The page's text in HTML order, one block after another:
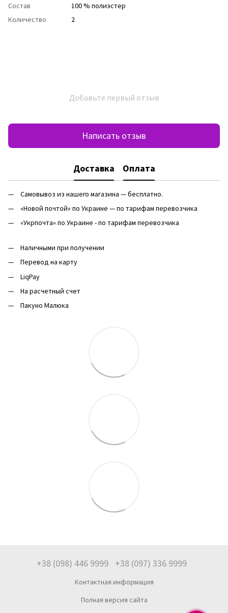
Состав
100 % полиэстер
Количество
2
Добавьте первый отзыв
Написать отзыв
Доставка Оплата
Самовывоз из нашего магазина — бесплатно.
«Новой почтой» по Украине — по тарифам перевозчика
«Укрпочта» по Украине - по тарифам перевозчика
Наличными при получении
Перевод на карту
LiqPay
На расчетный счет
Пакуно Малюка
+38 (098) 446 9999 +38 (097) 336 9999
Контактная информация
Полная версия сайта